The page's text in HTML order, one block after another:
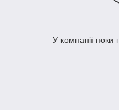
У компанії поки